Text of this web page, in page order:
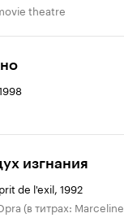
theatre
изгнания
de l'exil, 1992
(в титрах: